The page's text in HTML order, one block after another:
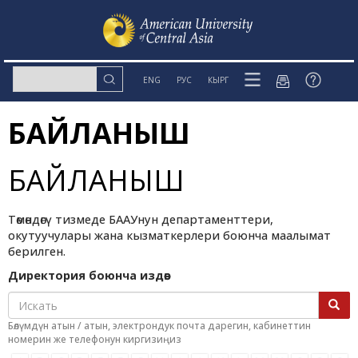
ENG РУС КЫРГ
БАЙЛАНЫШ
БАЙЛАНЫШ
Төмөндөгү тизмеде БААУнун департаменттери,
окутуучулары жана кызматкерлери боюнча маалымат
берилген.
Директория боюнча издөө:
Бөлүмдүн атын / атын, электрондук почта дарегин, кабинеттин
номерин же телефонун киргизиңиз